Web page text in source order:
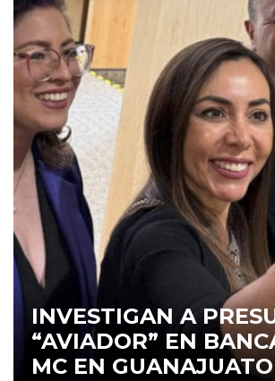
INVESTIGAN A
“AVIADOR” EN
MC EN GUANAJUATO